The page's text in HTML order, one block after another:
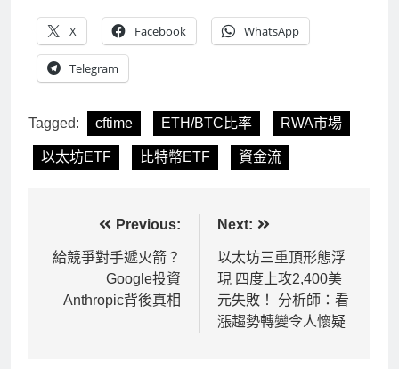
X Facebook WhatsApp
Telegram
Tagged: cftime ETH/BTC比率 RWA市場
以太坊ETF 比特幣ETF 資金流
章
導
Previous:
給競爭對手遞火箭？
Google投資
Anthropic背後真相
Next:
以太坊三重頂形態浮
現 四度上攻2,400美
元失敗！ 分析師：看
漲趨勢轉變令人懷疑